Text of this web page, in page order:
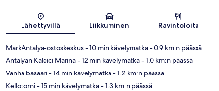
Lähettyvillä Liikkuminen Ravintoloita
MarkAntalya-ostoskeskus- 10 min kävelymatka- 0.9 km:n päässä
Antalyan Kaleici Marina- 12 min kävelymatka- 1.0 km:n päässä
Vanha basaari- 14 min kävelymatka- 1.2 km:n päässä
Kellotorni- 15 min kävelymatka- 1.3 km:n päässä